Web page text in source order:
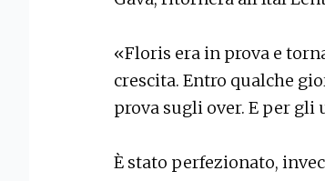
«Floris era in prova e
crescita. Entro qualche
prova sugli over. E per
È stato perfezionato,